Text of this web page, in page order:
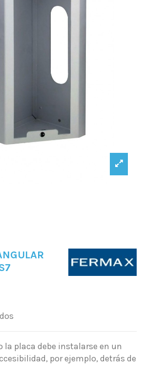
la placa debe instalarse en un
por ejemplo, detrás de